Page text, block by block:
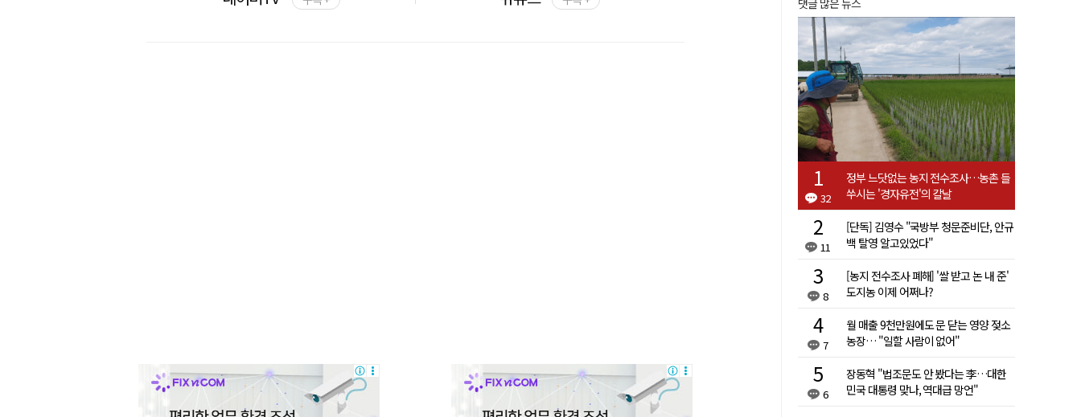
댓글 많은 뉴스
32
정부 느닷없는 농지 전수조사…농촌 들
쑤시는 '경자유전'의 칼날
11
[단독] 김영수 "국방부 청문준비단, 안규
백 탈영 알고있었다"
8
[농지 전수조사 폐해] '쌀 받고 논 내 준'
도지농 이제 어쩌나?
7
월 매출 9천만원에도 문 닫는 영양 젖소
농장… "일할 사람이 없어"
6
장동혁 "법조문도 안 봤다는 李…대한
민국 대통령 맞나, 역대급 망언"